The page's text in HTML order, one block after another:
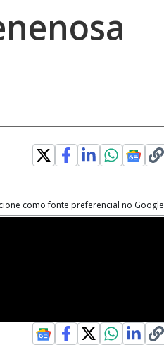
como fonte preferencial no Google